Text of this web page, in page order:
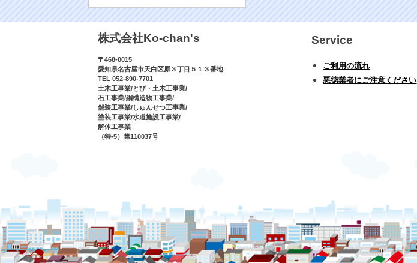
株式会社Ko-chan's
〒468-0015
愛知県名古屋市天白区原３丁目５１３番地
TEL 052-890-7701
土木工事業/とび・土木工事業/
石工事業/綱構造物工事業/
舗装工事業/しゅんせつ工事業/
塗装工事業/水道施設工事業/
解体工事業
（特-5）第110037号
Service
ご利用の流れ
悪徳業者にご注意ください